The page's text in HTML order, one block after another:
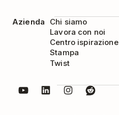
Azienda
Chi siamo
Lavora con noi
Centro ispirazione
Stampa
Twist